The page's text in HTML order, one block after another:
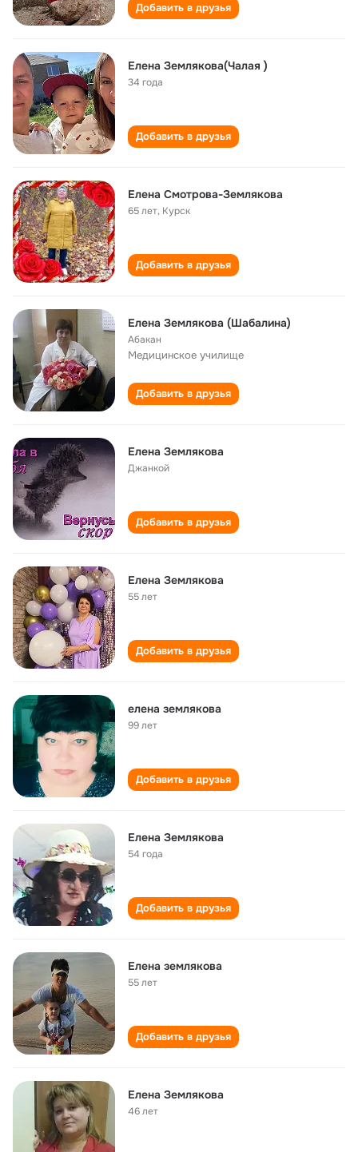
Добавить в друзья
Елена Землякова(Чалая )
34 года
Добавить в друзья
Елена Смотрова-Землякова
65 лет, Курск
Добавить в друзья
Елена Землякова (Шабалина)
Абакан
Медицинское училище
Добавить в друзья
Елена Землякова
Джанкой
Добавить в друзья
Елена Землякова
55 лет
Добавить в друзья
елена землякова
99 лет
Добавить в друзья
Елена Землякова
54 года
Добавить в друзья
Елена землякова
55 лет
Добавить в друзья
Елена Землякова
46 лет